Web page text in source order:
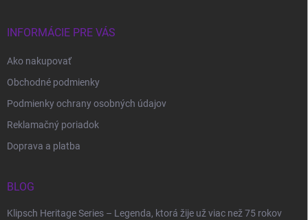
INFORMÁCIE PRE VÁS
Ako nakupovať
Obchodné podmienky
Podmienky ochrany osobných údajov
Reklamačný poriadok
Doprava a platba
BLOG
Klipsch Heritage Series – Legenda, ktorá žije už viac než 75 rokov